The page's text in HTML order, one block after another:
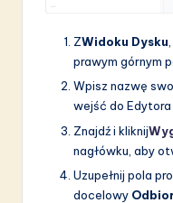
ZWidoku Dysku
prawym górnym
Wpisz nazwę
wejść do Edytora
Znajdź i kliknij
nagłówku, aby
Uzupełnij pola
docelowy